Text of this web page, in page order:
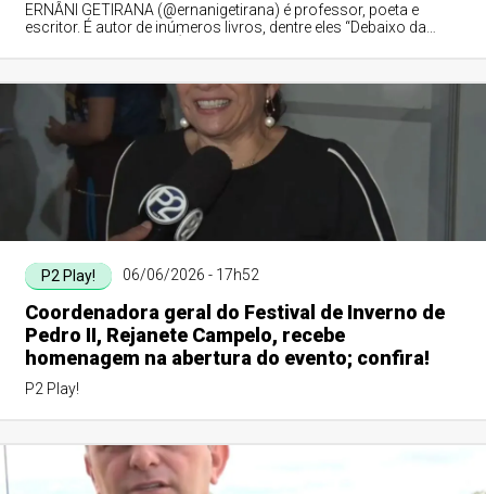
ERNÂNI GETIRANA (@ernanigetirana) é professor, poeta e
escritor. É autor de inúmeros livros, dentre eles “Debaixo da
P2 Play! 06/06/2026 - 17h52
Coordenadora geral do Festival de Inverno de
Pedro II, Rejanete Campelo, recebe
homenagem na abertura do evento; confira!
P2 Play!